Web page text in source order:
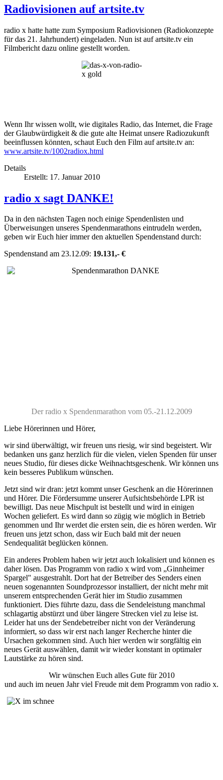
Radiovisionen auf artsite.tv
radio x hatte hatte zum Symposium Radiovisionen (Radiokonzepte
für das 21. Jahrhundert) eingeladen. Nun ist auf artsite.tv ein
Filmbericht dazu online gestellt worden.
Wenn Ihr wissen wollt, wie digitales Radio, das Internet, die Frage
der Glaubwürdigkeit & die gute alte Heimat unsere Radiozukunft
beeinflussen könnten, schaut Euch den Film auf artsite.tv an:
www.artsite.tv/1002radiox.html
Details
Erstellt: 17. Januar 2010
radio x sagt DANKE!
Da in den nächsten Tagen noch einige Spendenlisten und
Überweisungen unseres Spendenmarathons eintrudeln werden,
geben wir Euch hier immer den aktuellen Spendenstand durch:
Spendenstand am 23.12.09: 19.131,- €
Der radio x Spendenmarathon vom 05.-21.12.2009
Liebe Hörerinnen und Hörer,
wir sind überwältigt, wir freuen uns riesig, wir sind begeistert. Wir
bedanken uns ganz herzlich für die vielen, vielen Spenden für unser
neues Studio, für dieses dicke Weihnachtsgeschenk. Wir können uns
kein besseres Publikum wünschen.
Jetzt sind wir dran: jetzt kommt unser Geschenk an die Hörerinnen
und Hörer. Die Fördersumme unserer Aufsichtsbehörde LPR ist
bewilligt. Das neue Mischpult ist bestellt und wird in einigen
Wochen geliefert. Es wird dann so zügig wie möglich in Betrieb
genommen und Ihr werdet die ersten sein, die es hören werden. Wir
freuen uns jetzt schon, dass wir Euch bald mit der neuen
Sendequalität beglücken können.
Ein anderes Problem haben wir jetzt auch lokalisiert und können es
daher lösen. Das Programm von radio x wird vom „Ginnheimer
Spargel" ausgestrahlt. Dort hat der Betreiber des Senders einen
neuen sogenannten Soundprozessor installiert, der nicht mehr mit
unserem entsprechenden Gerät hier im Studio zusammen
funktioniert. Dies führte dazu, dass die Sendeleistung manchmal
schlagartig abstürzt und über längere Strecken viel zu leise ist.
Leider hat uns der Sendebetreiber nicht von der Veränderung
informiert, so dass wir erst nach langer Recherche hinter die
Ursachen gekommen sind. Auch hier werden wir sorgfältig ein
neues Gerät auswählen, damit wir wieder konstant in optimaler
Lautstärke zu hören sind.
Wir wünschen Euch alles Gute für 2010
und auch im neuen Jahr viel Freude mit dem Programm von radio x.